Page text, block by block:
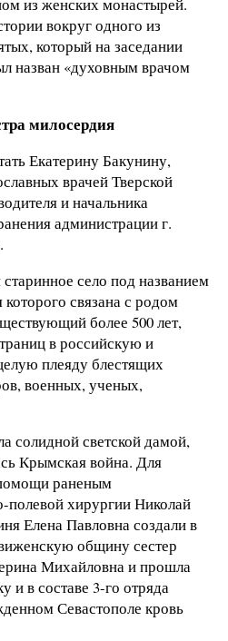
из женских монастырей.
вокруг одного из
который на заседании
назван «духовным врачом
милосердия
Екатерину Бакунину,
врачей Тверской
и начальника
администрации г.
село под названием
связана с родом
более 500 лет,
в российскую и
плеяду блестящих
военных, ученых,
солидной светской дамой,
Крымская война. Для
раненым
хирургии Николай
Елена Павловна создали в
общину сестер
Михайловна и прошла
и в составе 3-го отряда
Севастополе кровь